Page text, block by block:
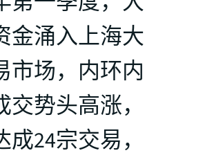
金涌入上海大
市场，内环内
交势头高涨，
24宗交易，